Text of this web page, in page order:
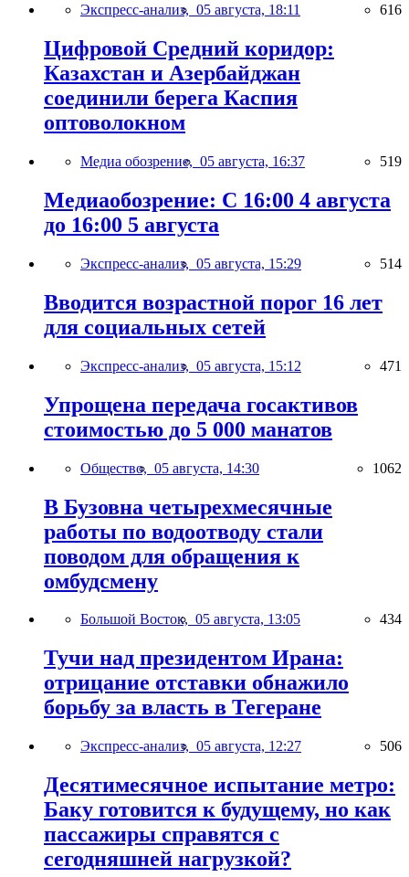
Экспресс-анализ, 05 августа, 18:11 616
Цифровой Средний коридор:
Казахстан и Азербайджан
соединили берега Каспия
оптоволокном
Медиа обозрение, 05 августа, 16:37 519
Медиаобозрение: С 16:00 4 августа
до 16:00 5 августа
Экспресс-анализ, 05 августа, 15:29 514
Вводится возрастной порог 16 лет
для социальных сетей
Экспресс-анализ, 05 августа, 15:12 471
Упрощена передача госактивов
стоимостью до 5 000 манатов
Общество, 05 августа, 14:30 1062
В Бузовна четырехмесячные
работы по водоотводу стали
поводом для обращения к
омбудсмену
Большой Восток, 05 августа, 13:05 434
Тучи над президентом Ирана:
отрицание отставки обнажило
борьбу за власть в Тегеране
Экспресс-анализ, 05 августа, 12:27 506
Десятимесячное испытание метро:
Баку готовится к будущему, но как
пассажиры справятся с
сегодняшней нагрузкой?